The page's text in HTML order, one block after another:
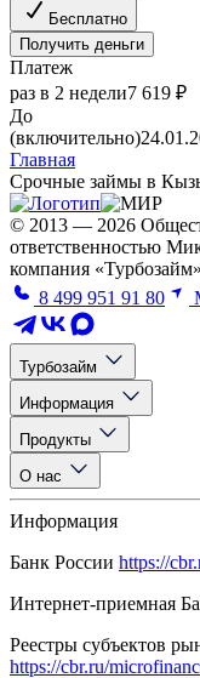
Бесплатно
Получить деньги
Платеж
раз в 2 недели7 619 ₽
До
(включительно)
Главная
Срочные займы в
© 2013 — 2026
ответственностью
компания «Турбозайм»
8 499 951 91 80
Турбозайм
Информация
Продукты
О нас
Информация
Банк России https://
Интернет-приемная
Реестры субъектов
https://cbr.ru/